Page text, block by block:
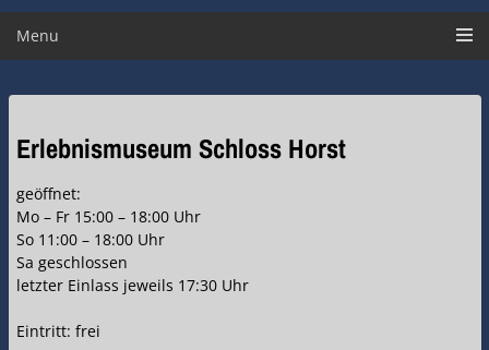
Menu
Erlebnismuseum Schloss Horst
geöffnet:
Mo – Fr 15:00 – 18:00 Uhr
So 11:00 – 18:00 Uhr
Sa geschlossen
letzter Einlass jeweils 17:30 Uhr
Eintritt: frei